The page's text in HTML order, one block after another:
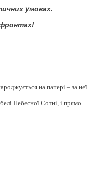
умовах.
фронтах!
на папері – за неї
Небесної Сотні, і прямо